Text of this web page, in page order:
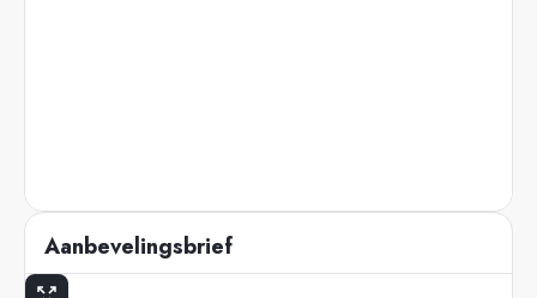
Aanbevelingsbrief